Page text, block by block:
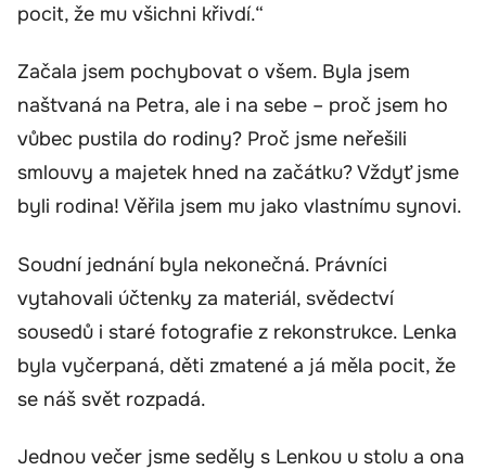
pocit, že mu všichni křivdí.“
Začala jsem pochybovat o všem. Byla jsem
naštvaná na Petra, ale i na sebe – proč jsem ho
vůbec pustila do rodiny? Proč jsme neřešili
smlouvy a majetek hned na začátku? Vždyť jsme
byli rodina! Věřila jsem mu jako vlastnímu synovi.
Soudní jednání byla nekonečná. Právníci
vytahovali účtenky za materiál, svědectví
sousedů i staré fotografie z rekonstrukce. Lenka
byla vyčerpaná, děti zmatené a já měla pocit, že
se náš svět rozpadá.
Jednou večer jsme seděly s Lenkou u stolu a ona